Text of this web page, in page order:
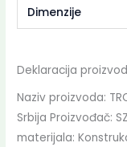
Dimenzije
Deklaracija
Naziv proizvoda:
Srbija Proizvođač:
materijala: